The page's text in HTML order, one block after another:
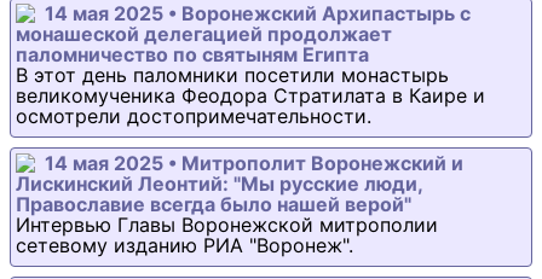
14 мая 2025 • Воронежский Архипастырь с
монашеской делегацией продолжает
паломничество по святыням Египта
В этот день паломники посетили монастырь
великомученика Феодора Стратилата в Каире и
осмотрели достопримечательности.
14 мая 2025 • Митрополит Воронежский и
Лискинский Леонтий: "Мы русские люди,
Православие всегда было нашей верой"
Интервью Главы Воронежской митрополии
сетевому изданию РИА "Воронеж".